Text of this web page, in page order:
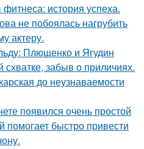
история успеха.
не побоялась нагрубить
актеру.
Плющенко и Ягудин
забыв о приличиях.
до неузнаваемости
появился очень простой
помогает быстро привести